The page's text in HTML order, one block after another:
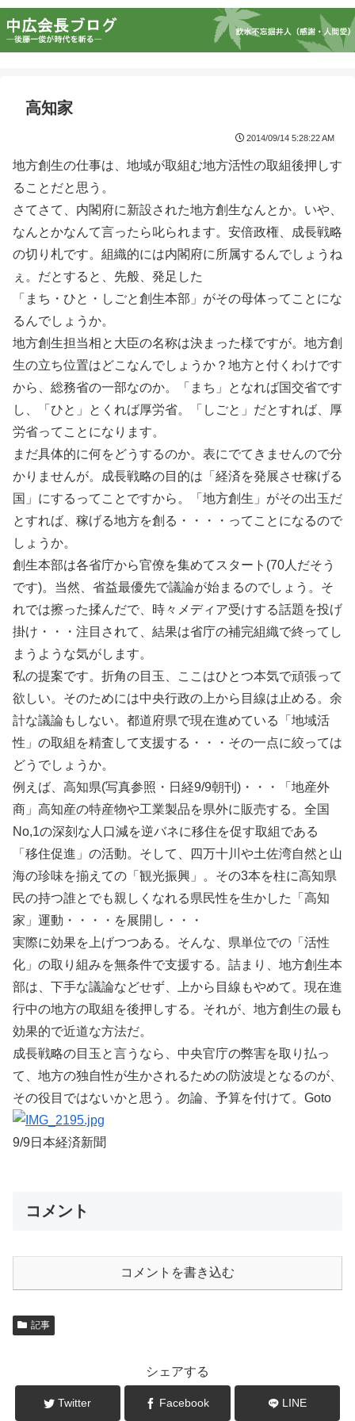
高知家
2014/09/14 5:28:22 AM
地方創生の仕事は、地域が取組む地方活性の取組後押しす
ることだと思う。
さてさて、内閣府に新設された地方創生なんとか。いや、
なんとかなんて言ったら叱られます。安倍政権、成長戦略
の切り札です。組織的には内閣府に所属するんでしょうね
ぇ。だとすると、先般、発足した
「まち・ひと・しごと創生本部」がその母体ってことにな
るんでしょうか。
地方創生担当相と大臣の名称は決まった様ですが。地方創
生の立ち位置はどこなんでしょうか？地方と付くわけです
から、総務省の一部なのか。「まち」となれば国交省です
し、「ひと」とくれば厚労省。「しごと」だとすれば、厚
労省ってことになります。
まだ具体的に何をどうするのか。表にでてきませんので分
かりませんが。成長戦略の目的は「経済を発展させ稼げる
国」にするってことですから。「地方創生」がその出玉だ
とすれば、稼げる地方を創る・・・・ってことになるので
しょうか。
創生本部は各省庁から官僚を集めてスタート(70人だそう
です)。当然、省益最優先で議論が始まるのでしょう。そ
れでは擦った揉んだで、時々メディア受けする話題を投げ
掛け・・・注目されて、結果は省庁の補完組織で終ってし
まうような気がします。
私の提案です。折角の目玉、ここはひとつ本気で頑張って
欲しい。そのためには中央行政の上から目線は止める。余
計な議論もしない。都道府県で現在進めている「地域活
性」の取組を精査して支援する・・・その一点に絞っては
どうでしょうか。
例えば、高知県(写真参照・日経9/9朝刊)・・・「地産外
商」高知産の特産物や工業製品を県外に販売する。全国
No,1の深刻な人口減を逆バネに移住を促す取組である
「移住促進」の活動。そして、四万十川や土佐湾自然と山
海の珍味を揃えての「観光振興」。その3本を柱に高知県
民の持つ誰とでも親しくなれる県民性を生かした「高知
家」運動・・・・を展開し・・・
実際に効果を上げつつある。そんな、県単位での「活性
化」の取り組みを無条件で支援する。詰まり、地方創生本
部は、下手な議論などせず、上から目線もやめて。現在進
行中の地方の取組を後押しする。それが、地方創生の最も
効果的で近道な方法だ。
成長戦略の目玉と言うなら、中央官庁の弊害を取り払っ
て、地方の独自性が生かされるための防波堤となるのが、
その役目ではないかと思う。勿論、予算を付けて。Goto
9/9日本経済新聞
コメント
コメントを書き込む
記事
シェアする
Twitter Facebook LINE